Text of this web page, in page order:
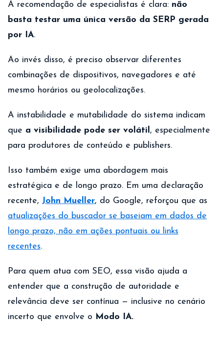
A recomendação de especialistas é clara: não
basta testar uma única versão da SERP gerada
por IA.
Ao invés disso, é preciso observar diferentes
combinações de dispositivos, navegadores e até
mesmo horários ou geolocalizações.
A instabilidade e mutabilidade do sistema indicam
que a visibilidade pode ser volátil, especialmente
para produtores de conteúdo e publishers.
Isso também exige uma abordagem mais
estratégica e de longo prazo. Em uma declaração
recente, John Mueller, do Google, reforçou que as
atualizações do buscador se baseiam em dados de
longo prazo, não em ações pontuais ou links
recentes.
Para quem atua com SEO, essa visão ajuda a
entender que a construção de autoridade e
relevância deve ser contínua — inclusive no cenário
incerto que envolve o Modo IA.